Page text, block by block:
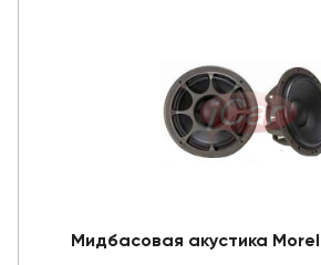
Мидбасовая акустика